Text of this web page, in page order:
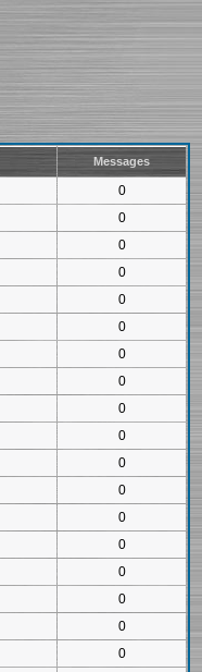
Messages
0
0
0
0
0
0
0
0
0
0
0
0
0
0
0
0
0
0